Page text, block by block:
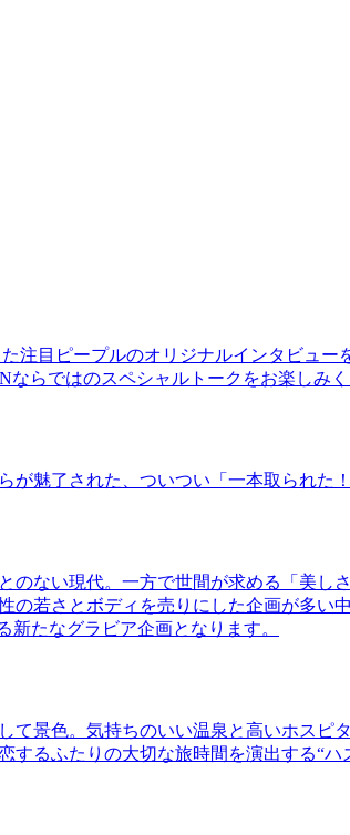
注目ピープルのオリジナルインタビュ
らではのスペシャルトークをお楽しみく
魅了された、ついつい「一本取られた
のない現代。一方で世間が求める「美
若さとボディを売りにした企画が多い
新たなグラビア企画となります。
景色。気持ちのいい温泉と高いホスピ
るふたりの大切な旅時間を演出する“